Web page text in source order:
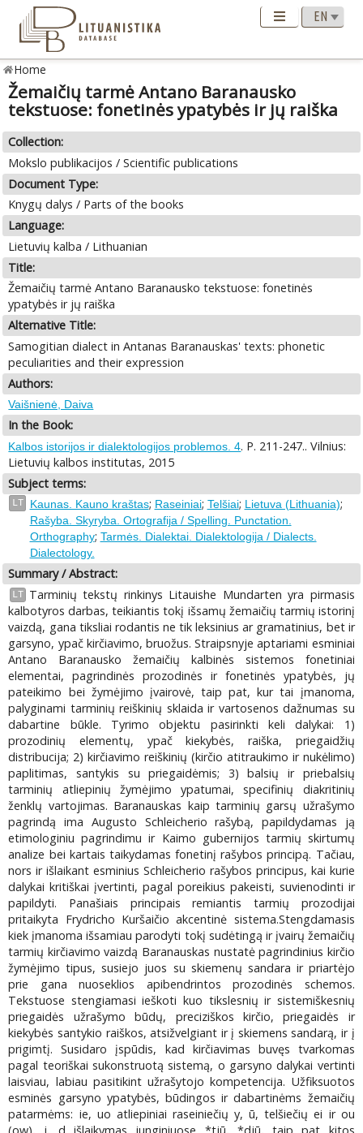
Home
Žemaičių tarmė Antano Baranausko
tekstuose: fonetinės ypatybės ir jų raiška
Collection:
Mokslo publikacijos / Scientific publications
Document Type:
Knygų dalys / Parts of the books
Language:
Lietuvių kalba / Lithuanian
Title:
Žemaičių tarmė Antano Baranausko tekstuose: fonetinės
ypatybės ir jų raiška
Alternative Title:
Samogitian dialect in Antanas Baranauskas' texts: phonetic
peculiarities and their expression
Authors:
Vaišnienė, Daiva
In the Book:
Kalbos istorijos ir dialektologijos problemos. 4. P. 211-247.. Vilnius:
Lietuvių kalbos institutas, 2015
Subject terms:
LT Kaunas. Kauno kraštas; Raseiniai; Telšiai; Lietuva (Lithuania);
Rašyba. Skyryba. Ortografija / Spelling. Punctation.
Orthography; Tarmės. Dialektai. Dialektologija / Dialects.
Dialectology.
Summary / Abstract:
LT
Tarminių tekstų rinkinys Litauishe Mundarten yra pirmasis
kalbotyros darbas, teikiantis tokį išsamų žemaičių tarmių istorinį
vaizdą, gana tiksliai rodantis ne tik leksinius ar gramatinius, bet ir
garsyno, ypač kirčiavimo, bruožus. Straipsnyje aptariami esminiai
Antano Baranausko žemaičių kalbinės sistemos fonetiniai
elementai, pagrindinės prozodinės ir fonetinės ypatybės, jų
pateikimo bei žymėjimo įvairovė, taip pat, kur tai įmanoma,
palyginami tarminių reiškinių sklaida ir vartosenos dažnumas su
dabartine būkle. Tyrimo objektu pasirinkti keli dalykai: 1)
prozodinių elementų, ypač kiekybės, raiška, priegaidžių
distribucija; 2) kirčiavimo reiškinių (kirčio atitraukimo ir nukėlimo)
paplitimas, santykis su priegaidėmis; 3) balsių ir priebalsių
tarminių atliepinių žymėjimo ypatumai, specifinių diakritinių
ženklų vartojimas. Baranauskas kaip tarminių garsų užrašymo
pagrindą ima Augusto Schleicherio rašybą, papildydamas ją
etimologiniu pagrindimu ir Kaimo gubernijos tarmių skirtumų
analize bei kartais taikydamas fonetinį rašybos principą. Tačiau,
nors ir išlaikant esminius Schleicherio rašybos principus, kai kurie
dalykai kritiškai įvertinti, pagal poreikius pakeisti, suvienodinti ir
papildyti. Panašiais principais remiantis tarmių prozodijai
pritaikyta Frydricho Kuršaičio akcentinė sistema.Stengdamasis
kiek įmanoma išsamiau parodyti tokį sudėtingą ir įvairų žemaičių
tarmių kirčiavimo vaizdą Baranauskas nustatė pagrindinius kirčio
žymėjimo tipus, susiejo juos su skiemenų sandara ir priartėjo
prie gana nuoseklios apibendrintos prozodinės schemos.
Tekstuose stengiamasi ieškoti kuo tikslesnių ir sistemiškesnių
priegaidės užrašymo būdų, preciziškos kirčio, priegaidės ir
kiekybės santykio raiškos, atsižvelgiant ir į skiemens sandarą, ir į
prigimtį. Susidaro įspūdis, kad kirčiavimas buvęs tvarkomas
pagal teoriškai sukonstruotą sistemą, o garsyno dalykai vertinti
laisviau, labiau pasitikint užrašytojo kompetencija. Užfiksuotos
esminės garsyno ypatybės, būdingos ir dabartinėms žemaičių
patarmėms: ie, uo atliepiniai raseiniečių y, ū, telšiečių ei ir ou